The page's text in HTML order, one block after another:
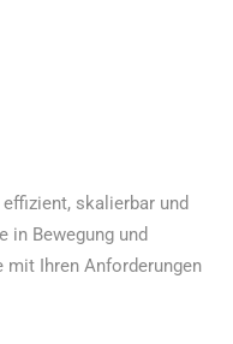
skalierbar und
in Bewegung und
mit Ihren Anforderungen